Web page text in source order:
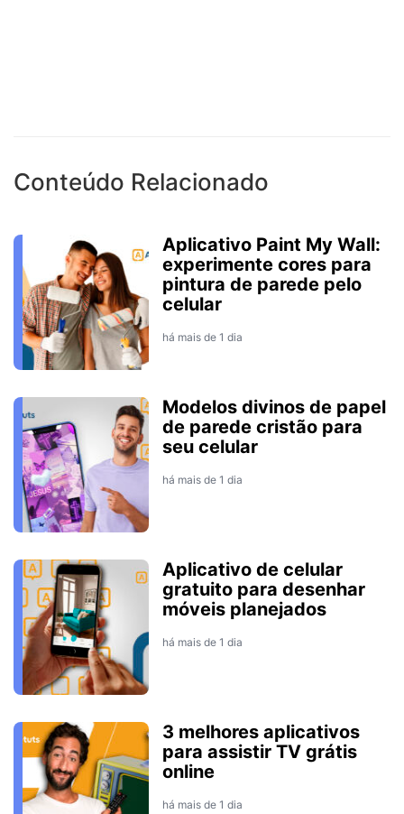
Conteúdo Relacionado
Aplicativo Paint My Wall:
experimente cores para
pintura de parede pelo
celular
há mais de 1 dia
Modelos divinos de papel
de parede cristão para
seu celular
há mais de 1 dia
Aplicativo de celular
gratuito para desenhar
móveis planejados
há mais de 1 dia
3 melhores aplicativos
para assistir TV grátis
online
há mais de 1 dia